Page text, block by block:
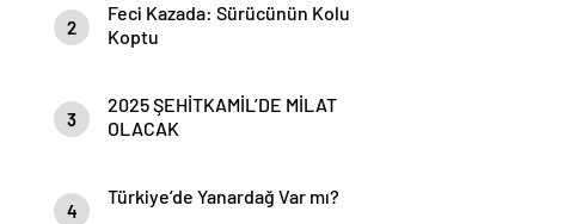
2
Feci Kazada: Sürücünün Kolu
Koptu
3
2025 ŞEHİTKAMİL’DE MİLAT
OLACAK
4
Türkiye’de Yanardağ Var mı?